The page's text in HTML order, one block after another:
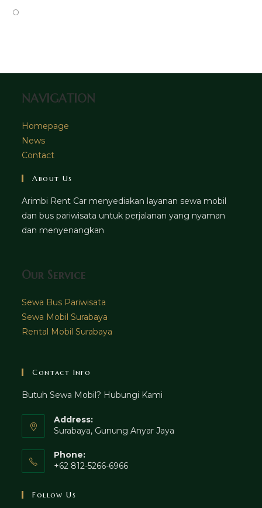
NAVIGATION
Homepage
News
Contact
About Us
Arimbi Rent Car menyediakan layanan sewa mobil
dan bus pariwisata untuk perjalanan yang nyaman
dan menyenangkan
Our Service
Sewa Bus Pariwisata
Sewa Mobil Surabaya
Rental Mobil Surabaya
Contact Info
Butuh Sewa Mobil? Hubungi Kami
Address:
Surabaya, Gunung Anyar Jaya
Phone:
+62 812-5266-6966
Follow Us